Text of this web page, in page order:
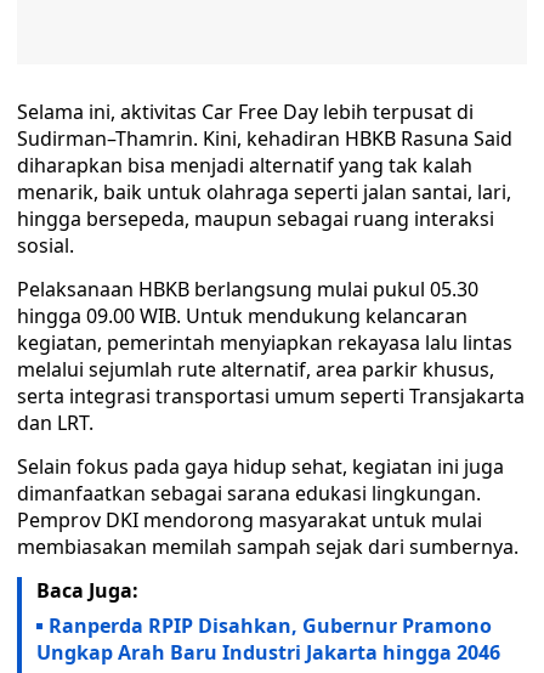
Selama ini, aktivitas Car Free Day lebih terpusat di
Sudirman–Thamrin. Kini, kehadiran HBKB Rasuna Said
diharapkan bisa menjadi alternatif yang tak kalah
menarik, baik untuk olahraga seperti jalan santai, lari,
hingga bersepeda, maupun sebagai ruang interaksi
sosial.
Pelaksanaan HBKB berlangsung mulai pukul 05.30
hingga 09.00 WIB. Untuk mendukung kelancaran
kegiatan, pemerintah menyiapkan rekayasa lalu lintas
melalui sejumlah rute alternatif, area parkir khusus,
serta integrasi transportasi umum seperti Transjakarta
dan LRT.
Selain fokus pada gaya hidup sehat, kegiatan ini juga
dimanfaatkan sebagai sarana edukasi lingkungan.
Pemprov DKI mendorong masyarakat untuk mulai
membiasakan memilah sampah sejak dari sumbernya.
Baca Juga:
Ranperda RPIP Disahkan, Gubernur Pramono
Ungkap Arah Baru Industri Jakarta hingga 2046